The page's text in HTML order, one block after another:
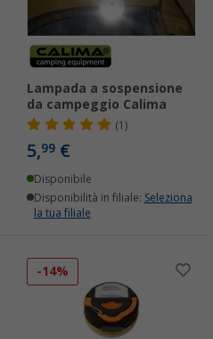
Lampada a sospensione
da campeggio Calima
(1)
5,99 €
Disponibile
Disponibilità in filiale: Seleziona
la tua filiale
-14%